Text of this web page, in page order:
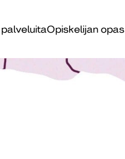
Opiskelijan opas